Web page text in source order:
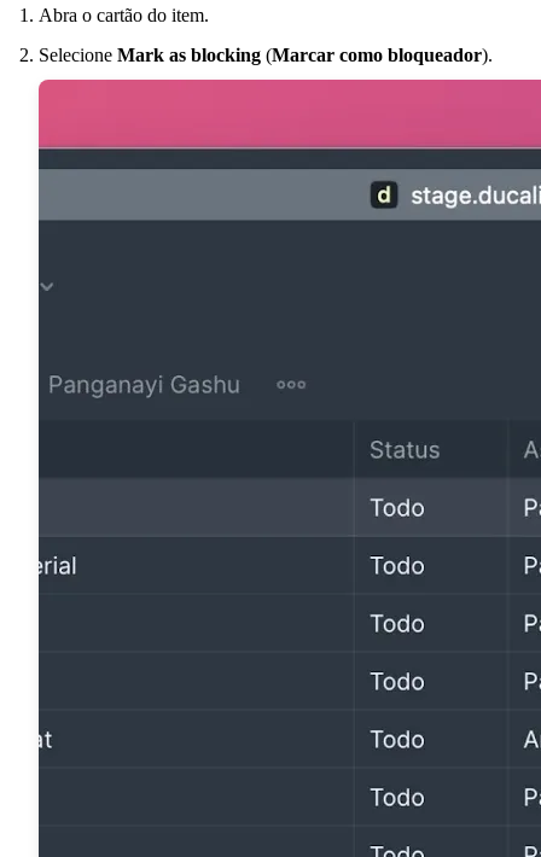
Abra o cartão do item.
Selecione Mark as blocking (Marcar como bloqueador).